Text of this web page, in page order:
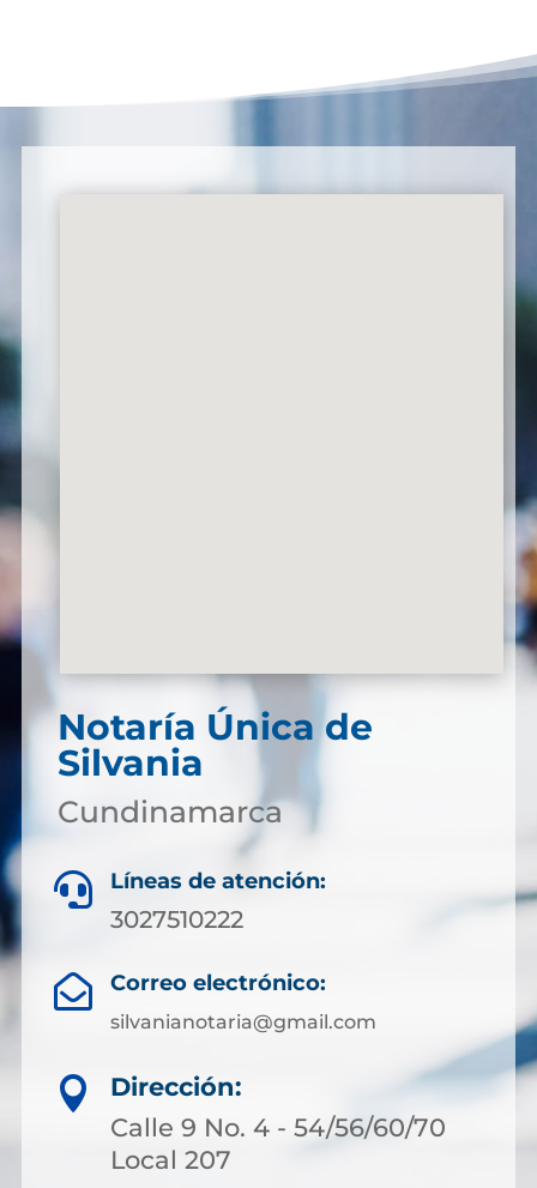
Notaría Única de
Silvania
Cundinamarca
 Líneas de atención:
3027510222
 Correo electrónico:
silvanianotaria@gmail.com

Dirección:
Calle 9 No. 4 - 54/56/60/70
Local 207